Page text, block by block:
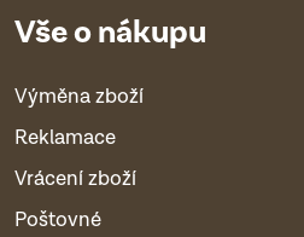
Vše o nákupu
Výměna zboží
Reklamace
Vrácení zboží
Poštovné